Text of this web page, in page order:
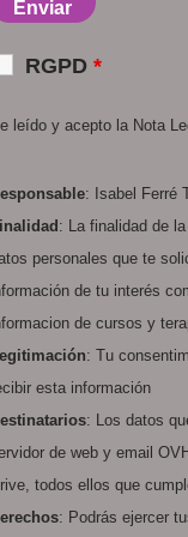
RGPD *
leído y acepto la Nota
: Isabel Ferré
: La finalidad de
personales que te
de tu interés
de cursos y
: Tu
esta información
: Los datos
de web y email OVH
, todos ellos que
: Podrás ejercer